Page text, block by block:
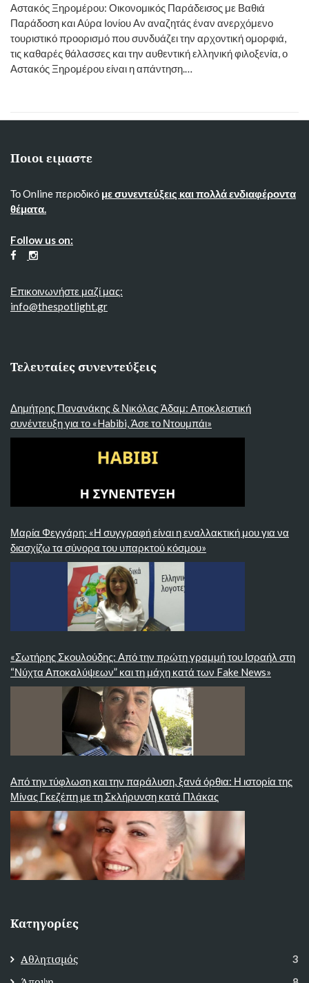
Αστακός Ξηρομέρου: Οικονομικός Παράδεισος με Βαθιά
Παράδοση και Αύρα Ιονίου ​Αν αναζητάς έναν ανερχόμενο
τουριστικό προορισμό που συνδυάζει την αρχοντική ομορφιά,
τις καθαρές θάλασσες και την αυθεντική ελληνική φιλοξενία, ο
Αστακός Ξηρομέρου είναι η απάντηση.…
Ποιοι ειμαστε
Το Online περιοδικό με συνεντεύξεις και πολλά ενδιαφέροντα
θέματα.
Follow us on:
Επικοινωνήστε μαζί μας:
info@thespotlight.gr
Τελευταίες συνεντεύξεις
Δημήτρης Πανανάκης & Νικόλας Άδαμ: Αποκλειστική
συνέντευξη για το «Habibi, Άσε το Ντουμπάι»
Μαρία Φεγγάρη: «Η συγγραφή είναι η εναλλακτική μου για να
διασχίζω τα σύνορα του υπαρκτού κόσμου»
«Σωτήρης Σκουλούδης: Από την πρώτη γραμμή του Ισραήλ στη
“Νύχτα Αποκαλύψεων” και τη μάχη κατά των Fake News»
Από την τύφλωση και την παράλυση, ξανά όρθια: Η ιστορία της
Μίνας Γκεζέπη με τη Σκλήρυνση κατά Πλάκας
Κατηγορίες
Αθλητισμός 3